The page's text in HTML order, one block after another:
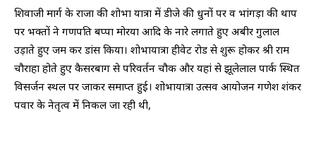
शिवाजी मार्ग के राजा की शोभा यात्रा में डीजे की धुनों पर व भांगड़ा की थाप
पर भक्तों ने गणपति बप्पा मोरया आदि के नारे लगाते हुए अबीर गुलाल
उड़ाते हुए जम कर डांस किया। शोभायात्रा हीवेट रोड से शुरू होकर श्री राम
चौराहा होते हुए कैसरबाग से परिवर्तन चौक और यहां से झूलेलाल पार्क स्थित
विसर्जन स्थल पर जाकर समाप्त हुई। शोभायात्रा उत्सव आयोजन गणेश शंकर
पवार के नेतृत्व में निकल जा रही थी,